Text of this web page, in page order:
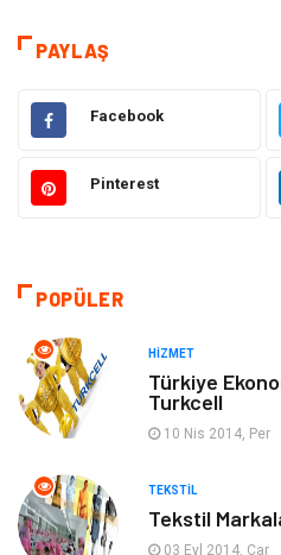
Dekorasyon
Ulaşım ve Taşımacılık
Bilgisayar ve Yazılım
Emlak
Turizm
Eğitim Kurumları
PAYLAŞ
Facebook
Pinterest
POPÜLER
HIZMET
Türkiye
Turkcell
10 Nis 2014, Per
TEKSTIL
Tekstil
03 Eyl 2014, Çar